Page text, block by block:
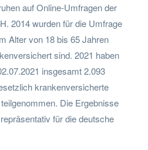
auf Online-Umfragen der
2014 wurden für die Umfrage
Alter von 18 bis 65 Jahren
sind. 2021 haben
insgesamt 2.093
krankenversicherte
Die Ergebnisse
für die deutsche